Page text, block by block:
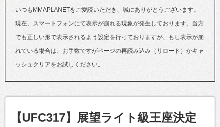
いつもMMAPLANETをご愛読いただき、誠にありがとうございます。
現在、スマートフォンにて表示が崩れる現象が発生しております。当方
でも正しい形で表示されるよう設定を行っておりますが、もし表示が崩
れている場合は、お手数ですがページの再読み込み（リロード）かキャ
ッシュクリアをお試しください。
【UFC317】展望ライト級王座決定